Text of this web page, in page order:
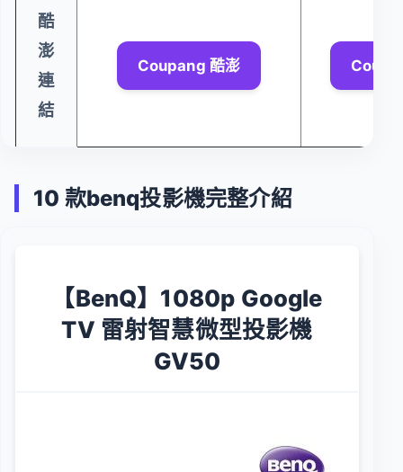
酷
澎
連
結
Coupang 酷澎
10 款benq投影機完整介紹
【BenQ】1080p Google
TV 雷射智慧微型投影機
GV50